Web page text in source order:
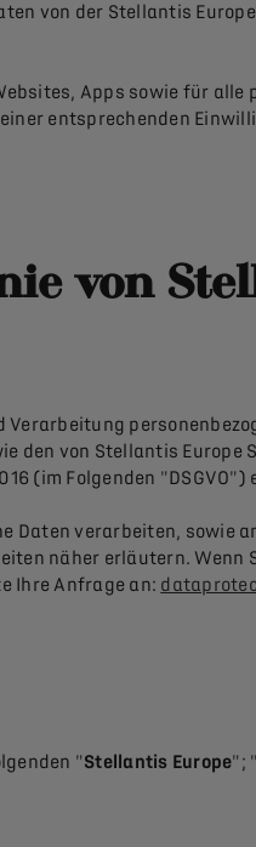
von der Stellantis
Apps sowie für alle
entsprechenden
von
den von Stellantis
(im Folgenden
Daten verarbeiten, sowie
näher erläutern. Wenn
Ihre Anfrage an:
"Stellantis Europe";